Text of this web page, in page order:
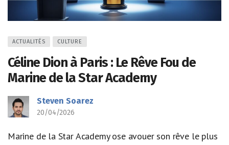
ACTUALITÉS CULTURE
Céline Dion à Paris : Le Rêve Fou de
Marine de la Star Academy
Steven Soarez
20/04/2026
Marine de la Star Academy ose avouer son rêve le plus